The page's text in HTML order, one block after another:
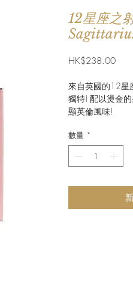
12星座之
HK$238.00價
來自英國的12星
獨特! 配以燙金
顯英倫風味!
數量 *